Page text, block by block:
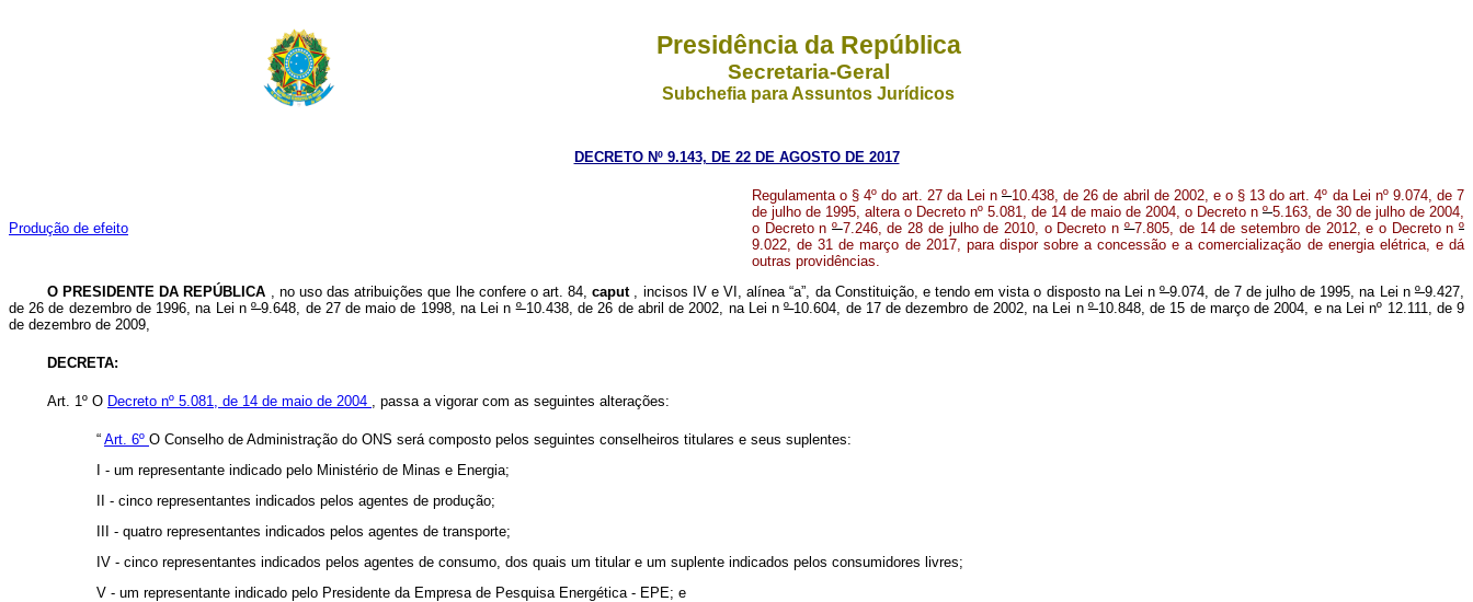
Presidência da República
Secretaria-Geral
Subchefia para Assuntos Jurídicos
DECRETO Nº 9.143, DE 22 DE AGOSTO DE 2017
Produção de efeito
Regulamenta o § 4º do art. 27 da Lei n º10.438, de 26 de abril de 2002, e o § 13 do art. 4º da Lei nº 9.074, de 7
de julho de 1995, altera o Decreto nº 5.081, de 14 de maio de 2004, o Decreto n º5.163, de 30 de julho de 2004,
o Decreto nº7.246, de 28 de julho de 2010, o Decreto nº7.805, de 14 de setembro de 2012, e o Decreto nº
9.022, de 31 de março de 2017, para dispor sobre a concessão e a comercialização de energia elétrica, e dá
outras providências.
O PRESIDENTE DA REPÚBLICA , no uso das atribuições que lhe confere o art. 84,caput , incisos IV e VI, alínea “a”, da Constituição, e tendo em vista o disposto na Lei nº9.074, de 7 de julho de 1995, na Lei nº9.427,
de 26 de dezembro de 1996, na Lei nº9.648, de 27 de maio de 1998, na Leinº10.438, de 26 de abril de 2002, na Lei nº10.604, de 17 de dezembro de 2002, na Lei nº10.848, de 15 de março de 2004, e na Lei nº 12.111, de 9
de dezembro de 2009,
DECRETA:
Art. 1º O Decreto nº 5.081, de 14 de maio de 2004 , passa a vigorar com as seguintes alterações:
“ Art. 6º O Conselho de Administração do ONS será composto pelos seguintes conselheiros titulares e seus suplentes:
I - um representante indicado pelo Ministério de Minas e Energia;
II - cinco representantes indicados pelos agentes de produção;
III - quatro representantes indicados pelos agentes de transporte;
IV - cinco representantes indicados pelos agentes de consumo, dos quais um titular e um suplente indicados pelos consumidores livres;
V - um representante indicado pelo Presidente da Empresa de Pesquisa Energética - EPE; e